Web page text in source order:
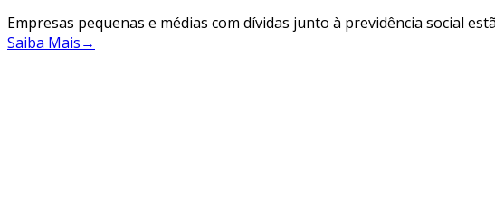
Empresas pequenas e médias com dívidas junto à previdência social
Saiba Mais→